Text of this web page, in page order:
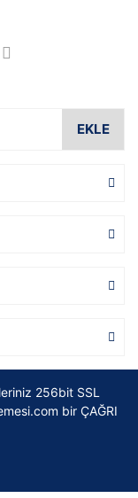
EKLE
256bit SSL
bir ÇAĞRI